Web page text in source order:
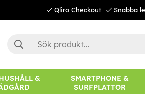
Qliro Checkout Snabba
&
SMARTPHONE &
SURFPLATTOR